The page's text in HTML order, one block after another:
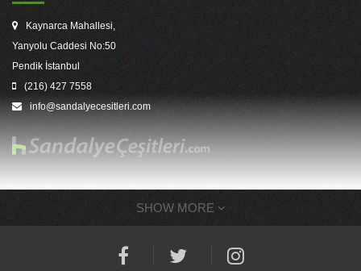
Kaynarca Mahallesi,
Yanyolu Caddesi No:50
Pendik İstanbul
(216) 427 7558
info@sandalyecesitleri.com
SHOW MORE